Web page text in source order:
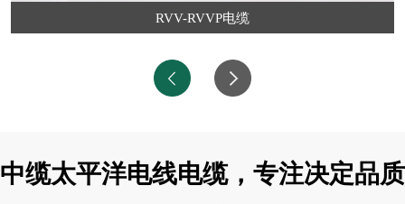
RVV-RVVP电缆
中缆太平洋电线电缆，专注决定品质